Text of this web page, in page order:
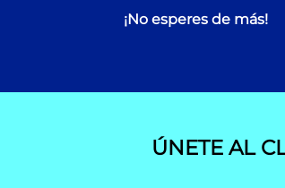
¡No esperes de más!
ÚNETE AL